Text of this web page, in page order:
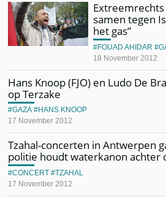
samen tegen
het gas”
18 November 2012
FOUAD AHIDAR
Hans Knoop (FJO) en Ludo De
op Terzake
17 November 2012
GAZA HANS KNOOP
Tzahal-concerten in Antwerpen
politie houdt waterkanon achter
17 November 2012
CONCERT TZAHAL